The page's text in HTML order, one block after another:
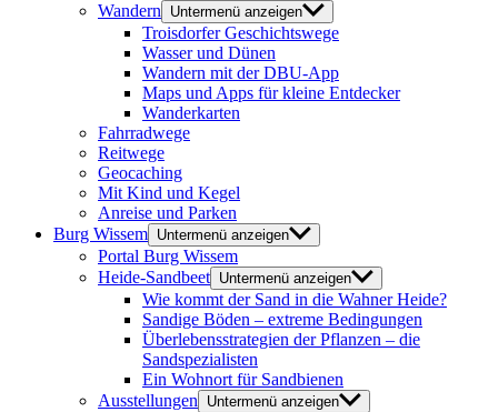
Wandern
Untermenü anzeigen
Troisdorfer Geschichtswege
Wasser und Dünen
Wandern mit der DBU-App
Maps und Apps für kleine Entdecker
Wanderkarten
Fahrradwege
Reitwege
Geocaching
Mit Kind und Kegel
Anreise und Parken
Burg Wissem Untermenü anzeigen
Portal Burg Wissem
Heide-Sandbeet Untermenü anzeigen
Wie kommt der Sand in die Wahner Heide?
Sandige Böden – extreme Bedingungen
Überlebensstrategien der Pflanzen – die
Sandspezialisten
Ein Wohnort für Sandbienen
Ausstellungen
Untermenü anzeigen